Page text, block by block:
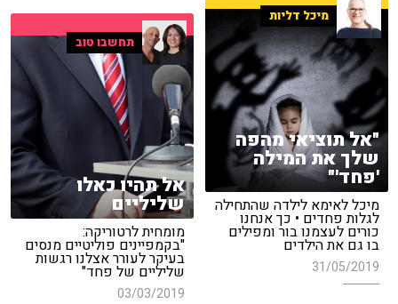
מיכל דליות
"אל תוציאי מהפה
שלך את המילה
'פחד'"
מיכל לאימא לילדה שהתחילה
לגלות פחדים • כך אנחנו
כורים לעצמנו בור ומפילים
בו גם את הילדים
31/05/2019
תחשבו טוב
אל תהיו כאלו
שליליים
מומחית לרטוריקה:
"בקמפיינים פוליטיים מנסים
בעיקר לעורר אצלנו רגשות
שליליים של פחד"
03/03/2019